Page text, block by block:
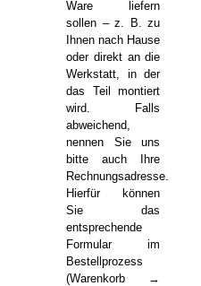
Ware liefern
sollen – z. B. zu
Ihnen nach Hause
oder direkt an die
Werkstatt, in der
das Teil montiert
wird. Falls
abweichend,
nennen Sie uns
bitte auch Ihre
Rechnungsadresse.
Hierfür können
Sie das
entsprechende
Formular im
Bestellprozess
(Warenkorb →